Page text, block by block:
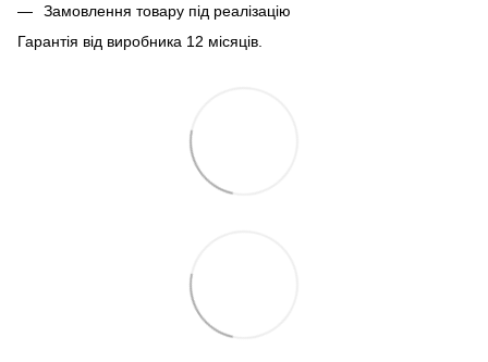
Замовлення товару під реалізацію
Гарантія від виробника 12 місяців.